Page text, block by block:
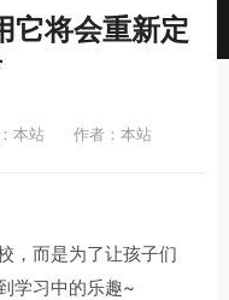
它将会重新定
本站 作者：本站
，而是为了让孩子们
学习中的乐趣~